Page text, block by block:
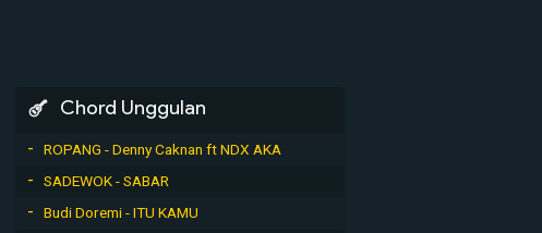
Chord Unggulan
ROPANG - Denny Caknan ft NDX AKA
SADEWOK - SABAR
Budi Doremi - ITU KAMU